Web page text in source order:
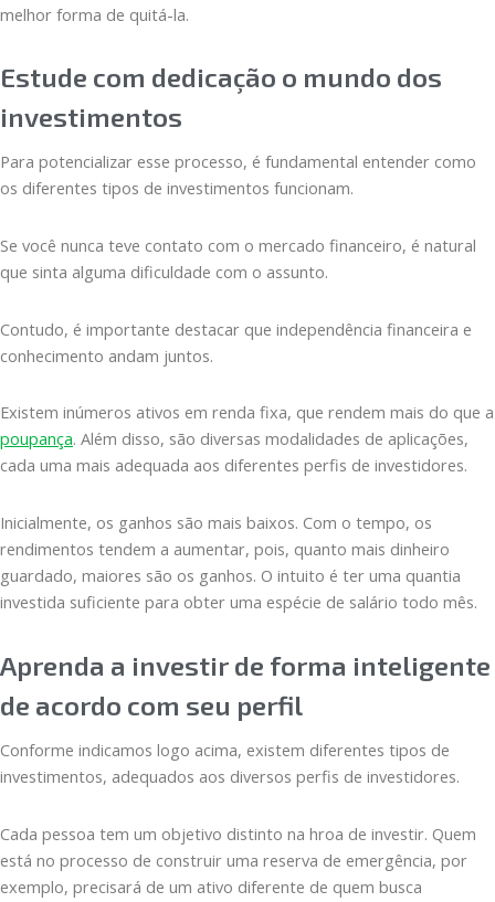
melhor forma de quitá-la.
Estude com dedicação o mundo dos
investimentos
Para potencializar esse processo, é fundamental entender como
os diferentes tipos de investimentos funcionam.
Se você nunca teve contato com o mercado financeiro, é natural
que sinta alguma dificuldade com o assunto.
Contudo, é importante destacar que independência financeira e
conhecimento andam juntos.
Existem inúmeros ativos em renda fixa, que rendem mais do que a
poupança. Além disso, são diversas modalidades de aplicações,
cada uma mais adequada aos diferentes perfis de investidores.
Inicialmente, os ganhos são mais baixos. Com o tempo, os
rendimentos tendem a aumentar, pois, quanto mais dinheiro
guardado, maiores são os ganhos. O intuito é ter uma quantia
investida suficiente para obter uma espécie de salário todo mês.
Aprenda a investir de forma inteligente
de acordo com seu perfil
Conforme indicamos logo acima, existem diferentes tipos de
investimentos, adequados aos diversos perfis de investidores.
Cada pessoa tem um objetivo distinto na hroa de investir. Quem
está no processo de construir uma reserva de emergência, por
exemplo, precisará de um ativo diferente de quem busca